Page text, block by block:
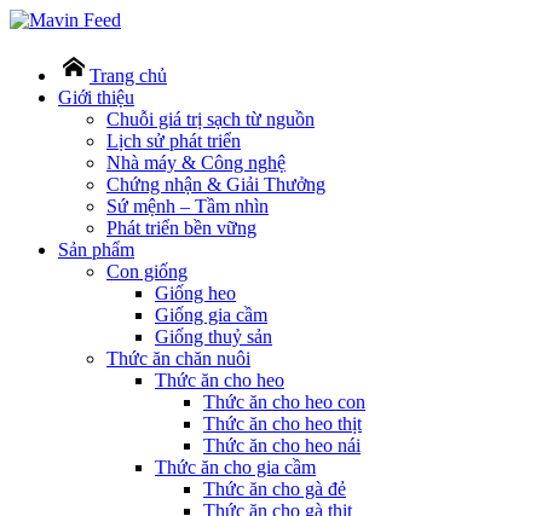
Trang chủ
Giới thiệu
Chuỗi giá trị sạch từ nguồn
Lịch sử phát triển
Nhà máy & Công nghệ
Chứng nhận & Giải Thưởng
Sứ mệnh – Tầm nhìn
Phát triển bền vững
Sản phẩm
Con giống
Giống heo
Giống gia cầm
Giống thuỷ sản
Thức ăn chăn nuôi
Thức ăn cho heo
Thức ăn cho heo con
Thức ăn cho heo thịt
Thức ăn cho heo nái
Thức ăn cho gia cầm
Thức ăn cho gà đẻ
Thức ăn cho gà thịt